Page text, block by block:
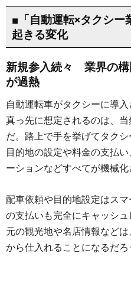
■「自動運転×タクシー
起きる変化
新規参入続々 業界の構
が過熱
自動運転車がタクシーに導
真っ先に想定されるのは、
だ。路上で手を挙げてタクシ
目的地の設定や料金の支払
ーションなどすべてが機械化
配車依頼や目的地設定はス
の支払いも完全にキャッシ
元の観光地や名店情報など
から仕入れることになるだろ